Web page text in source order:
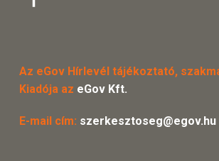
Az eGov Hírlevél tájékoztató,
Kiadója az eGov Kft.
E-mail cím: szerkesztoseg@egov.hu